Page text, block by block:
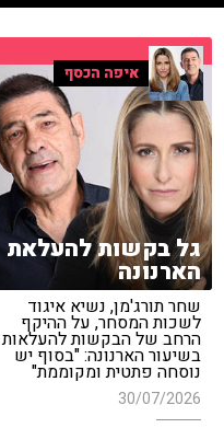
איפה הכסף
גל בקשות להעלאת
הארנונה
שחר תורג'מן, נשיא איגוד
לשכות המסחר, על ההיקף
הרחב של הבקשות להעלאות
בשיעור הארנונה: "בסוף יש
נוסחה פתטית ומקוממת"
30/07/2026